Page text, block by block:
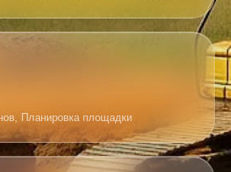
Планировка площадки